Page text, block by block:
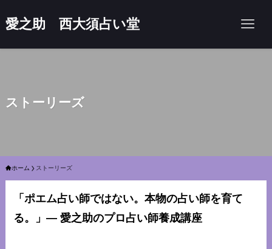
愛之助 西大須占い堂
ストーリーズ
ホーム ストーリーズ
「ポエム占い師ではない。本物の占い師を育て
る。」— 愛之助のプロ占い師養成講座